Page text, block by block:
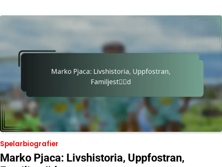
Spelarbiografier
Marko Pjaca: Livshistoria, Uppfostran,